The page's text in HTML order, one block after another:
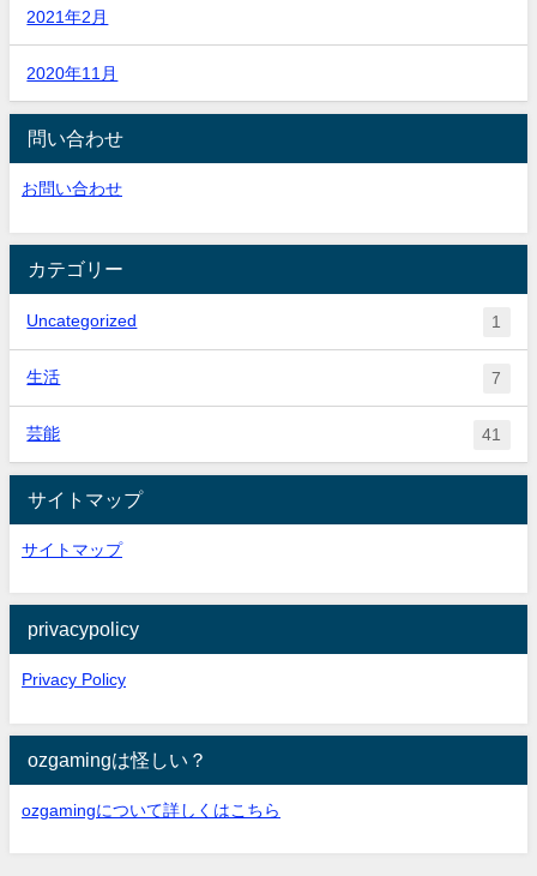
2021年2月
2020年11月
問い合わせ
お問い合わせ
カテゴリー
Uncategorized 1
生活 7
芸能 41
サイトマップ
サイトマップ
privacypolicy
Privacy Policy
ozgamingは怪しい？
ozgamingについて詳しくはこちら